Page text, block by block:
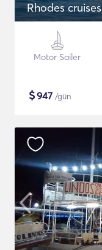
Rhodes cruises
Motor Sailer
$947 /gün